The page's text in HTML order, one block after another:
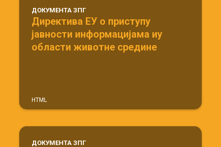
ДОКУМЕНТА ЗПГ
Директива ЕУ о приступу
јавности информацијама иy
области животне средине
HTML
ДОКУМЕНТА ЗПГ